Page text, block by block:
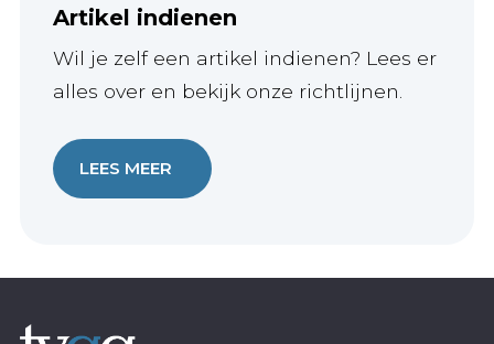
Artikel indienen
Wil je zelf een artikel indienen? Lees er
alles over en bekijk onze richtlijnen.
LEES MEER